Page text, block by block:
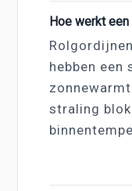
Hoe werkt
hebben een
straling